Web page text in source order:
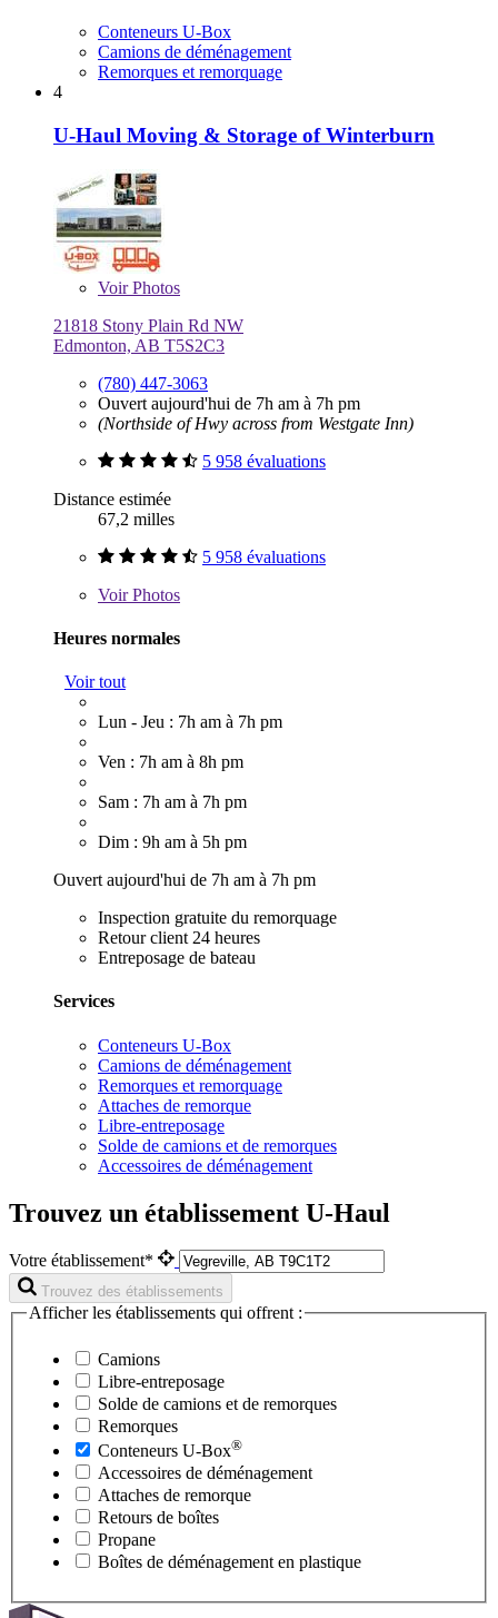
Conteneurs U-Box
Camions de déménagement
Remorques et remorquage
4
U-Haul Moving & Storage of Winterburn
VoirPhotos
21818 Stony Plain Rd NW
Edmonton, AB T5S2C3
(780) 447-3063
Ouvert aujourd'hui de 7h am à 7h pm
(Northside of Hwy across from Westgate Inn)
5 958 évaluations
Distance estimée
67,2 milles
5 958 évaluations
VoirPhotos
Heures normales
Voir tout
Lun - Jeu : 7h am à 7h pm
Ven : 7h am à 8h pm
Sam : 7h am à 7h pm
Dim : 9h am à 5h pm
Ouvert aujourd'hui de 7h am à 7h pm
Inspection gratuite du remorquage
Retour client 24 heures
Entreposage de bateau
Services
Conteneurs U-Box
Camions de déménagement
Remorques et remorquage
Attaches de remorque
Libre-entreposage
Solde de camions et de remorques
Accessoires de déménagement
Trouvez un établissement U-Haul
Votre établissement*
Trouvez des établissements
Afficher les établissements qui offrent :
Camions
Libre-entreposage
Solde de camions et de remorques
Remorques
Conteneurs U-Box®
Accessoires de déménagement
Attaches de remorque
Retours de boîtes
Propane
Boîtes de déménagement en plastique